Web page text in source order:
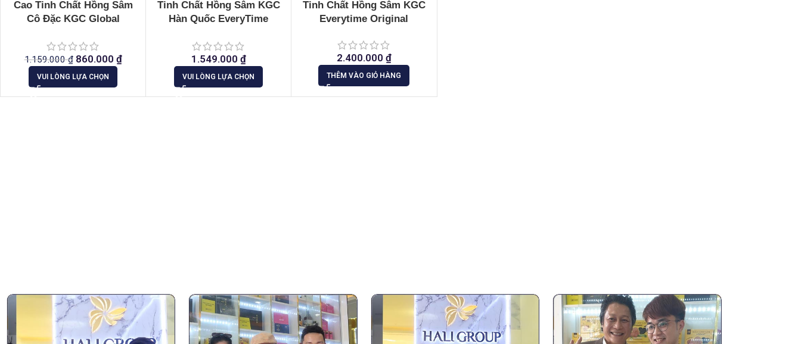
Cao Tinh Chất Hồng Sâm
Cô Đặc KGC Global
1.159.000₫ 860.000 ₫
VUI LÒNG LỰA CHỌN
Tinh Chất Hồng Sâm KGC
Hàn Quốc EveryTime
1.549.000 ₫
VUI LÒNG LỰA CHỌN
Tinh Chất Hồng Sâm KGC
Everytime Original
2.400.000 ₫
THÊM VÀO GIỎ HÀNG